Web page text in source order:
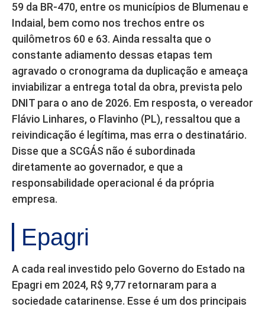
59 da BR-470, entre os municípios de Blumenau e
Indaial, bem como nos trechos entre os
quilômetros 60 e 63. Ainda ressalta que o
constante adiamento dessas etapas tem
agravado o cronograma da duplicação e ameaça
inviabilizar a entrega total da obra, prevista pelo
DNIT para o ano de 2026. Em resposta, o vereador
Flávio Linhares, o Flavinho (PL), ressaltou que a
reivindicação é legítima, mas erra o destinatário.
Disse que a SCGÁS não é subordinada
diretamente ao governador, e que a
responsabilidade operacional é da própria
empresa.
Epagri
A cada real investido pelo Governo do Estado na
Epagri em 2024, R$ 9,77 retornaram para a
sociedade catarinense. Esse é um dos principais